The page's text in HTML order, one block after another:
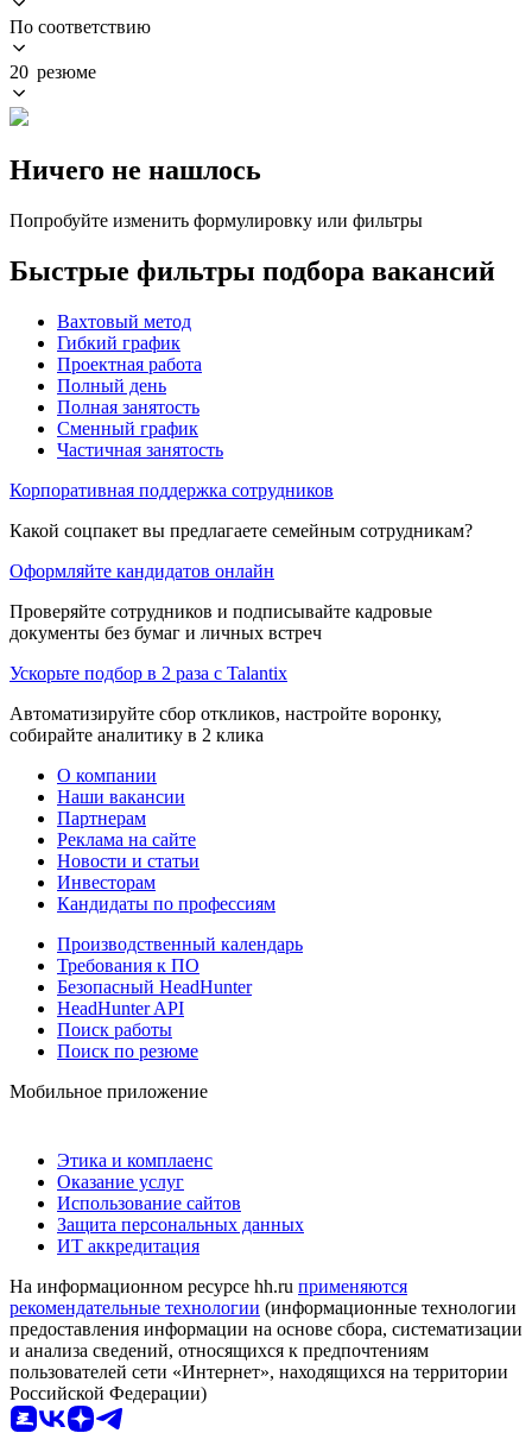
По соответствию
20 резюме
Ничего не нашлось
Попробуйте изменить формулировку или фильтры
Быстрые фильтры подбора вакансий
Вахтовый метод
Гибкий график
Проектная работа
Полный день
Полная занятость
Сменный график
Частичная занятость
Корпоративная поддержка сотрудников
Какой соцпакет вы предлагаете семейным сотрудникам?
Оформляйте кандидатов онлайн
Проверяйте сотрудников и подписывайте кадровые
документы без бумаг и личных встреч
Ускорьте подбор в 2 раза с Talantix
Автоматизируйте сбор откликов, настройте воронку,
собирайте аналитику в 2 клика
О компании
Наши вакансии
Партнерам
Реклама на сайте
Новости и статьи
Инвесторам
Кандидаты по профессиям
Производственный календарь
Требования к ПО
Безопасный HeadHunter
HeadHunter API
Поиск работы
Поиск по резюме
Мобильное приложение
Этика и комплаенс
Оказание услуг
Использование сайтов
Защита персональных данных
ИТ аккредитация
На информационном ресурсе hh.ru применяются
рекомендательные технологии (информационные технологии
предоставления информации на основе сбора, систематизации
и анализа сведений, относящихся к предпочтениям
пользователей сети «Интернет», находящихся на территории
Российской Федерации)